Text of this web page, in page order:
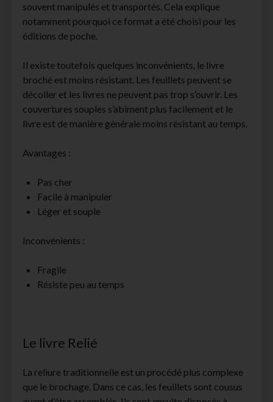
souvent manipulés et transportés. Cela explique
notamment pourquoi ce format a été choisi pour les
éditions de poche.
Il existe toutefois quelques inconvénients, le livre
broché est moins résistant. Les feuillets peuvent se
décoller et les livres ne peuvent pas trop s’ouvrir. Les
couvertures souples s’abîment plus facilement et le
livre est de manière générale moins résistant au temps.
Avantages :
Pas cher
Facile à manipuler
Léger et souple
Inconvénients :
Fragile
Résiste peu au temps
Le livre Relié
La reliure traditionnelle est un procédé plus complexe
que le brochage. Dans ce cas, les feuillets sont cousus